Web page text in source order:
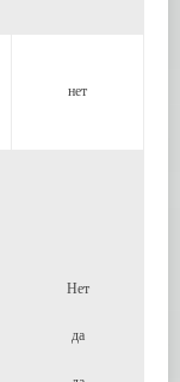
нет
Нет
да